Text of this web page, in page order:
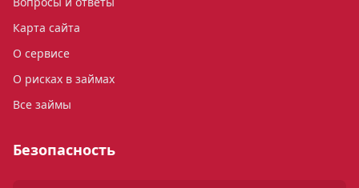
Карта сайта
О сервисе
О рисках в займах
Все займы
Безопасность